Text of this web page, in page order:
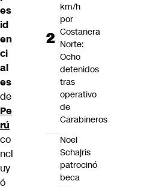
es
id
en
ci
al
es
de
Pe
rú
co
ncl
uy
ó
km/h
por
Costanera
Norte:
Ocho
detenidos
tras
operativo
de
Carabineros
Noel
Schajris
patrocinó
beca